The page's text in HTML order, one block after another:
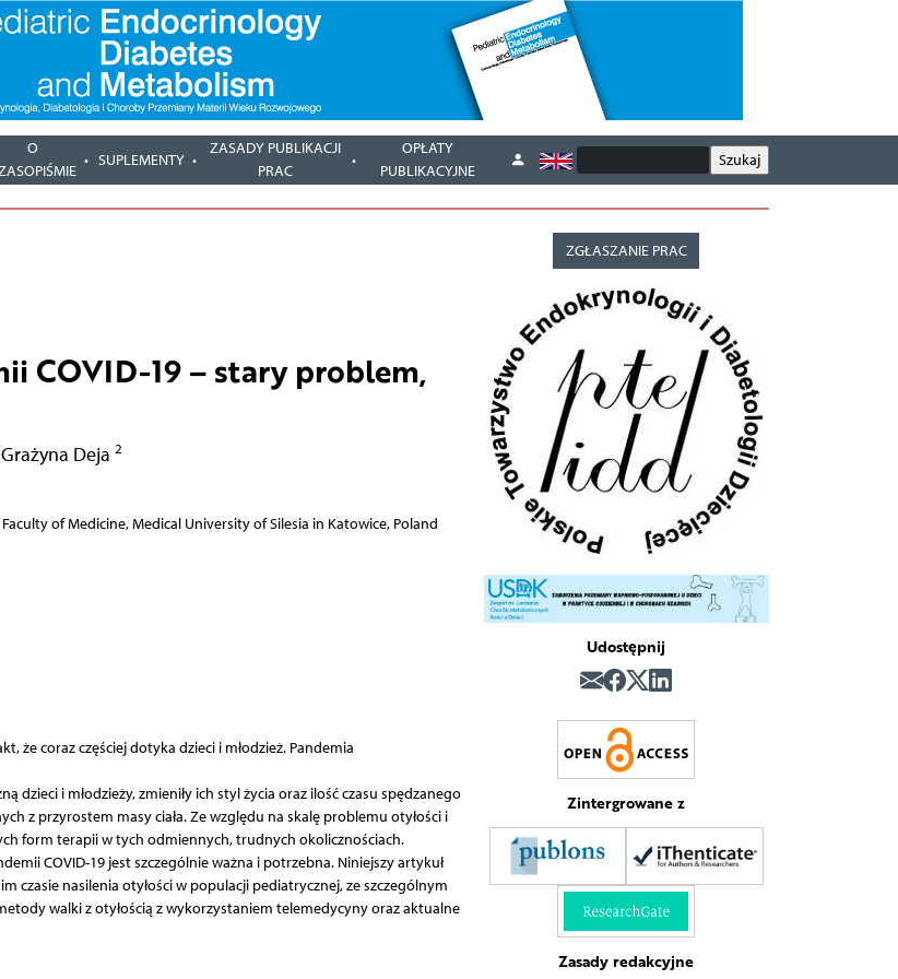
O
SUPLEMENTY
ZASADY PUBLIKACJI
PRAC
OPŁATY
PUBLIKACYJNE
COVID-19 – stary problem,
Grażyna Deja 2
of Medicine, Medical University of Silesia in Katowice, Poland
że coraz częściej dotyka dzieci i młodzież. Pandemia
dzieci i młodzieży, zmieniły ich styl życia oraz ilość czasu spędzanego
z przyrostem masy ciała. Ze względu na skalę problemu otyłości i
form terapii w tych odmiennych, trudnych okolicznościach.
COVID-19 jest szczególnie ważna i potrzebna. Niniejszy artykuł
nasilenia otyłości w populacji pediatrycznej, ze szczególnym
walki z otyłością z wykorzystaniem telemedycyny oraz aktualne
ZGŁASZANIE PRAC
Udostępnij
Zintergrowane z
Zasady redakcyjne